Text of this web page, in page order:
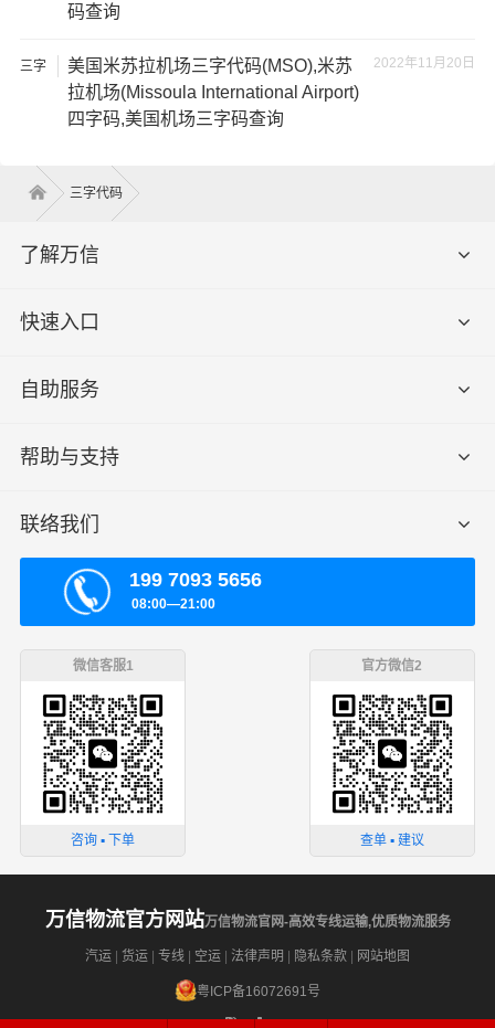
码查询
三字
2022年11月20日
美国米苏拉机场三字代码(MSO),米苏
拉机场(Missoula International Airport)
四字码,美国机场三字码查询
三字代码
了解万信
快速入口
自助服务
帮助与支持
联络我们
199 7093 5656
08:00—21:00
微信客服1
咨询 ▪ 下单
官方微信2
查单 ▪ 建议
万信物流官方网站万信物流官网-高效专线运输,优质物流服务
汽运 货运 专线 空运 法律声明 隐私条款 网站地图
粤ICP备16072691号